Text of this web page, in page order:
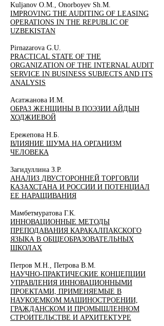
Kuljanov O.M., Onorboyev Sh.M.
IMPROVING THE AUDITING OF LEASING
OPERATIONS IN THE REPUBLIC OF
UZBEKISTAN
Pirnazarova G.U.
PRACTICAL STATE OF THE
ORGANIZATION OF THE INTERNAL AUDIT
SERVICE IN BUSINESS SUBJECTS AND ITS
ANALYSIS
Асатжанова И.М.
ОБРАЗ ЖЕНЩИНЫ В ПОЭЗИИ АЙДЫН
ХОДЖИЕВОЙ
Ережепова Н.Б.
ВЛИЯНИЕ ШУМА НА ОРГАНИЗМ
ЧЕЛОВЕКА
Загидуллина З.Р.
АНАЛИЗ ДВУСТОРОННЕЙ ТОРГОВЛИ
КАЗАХСТАНА И РОССИИ И ПОТЕНЦИАЛ
ЕЕ НАРАЩИВАНИЯ
Мамбетмуратова Г.К.
ИННОВАЦИОННЫЕ МЕТОДЫ
ПРЕПОДАВАНИЯ КАРАКАЛПАКСКОГО
ЯЗЫКА В ОБЩЕОБРАЗОВАТЕЛЬНЫХ
ШКОЛАХ
Петров М.Н., Петрова В.М.
НАУЧНО-ПРАКТИЧЕСКИЕ КОНЦЕПЦИИ
УПРАВЛЕНИЯ ИННОВАЦИОННЫМИ
ПРОЕКТАМИ, ПРИМЕНЯЕМЫЕ В
НАУКОЕМКОМ МАШИНОСТРОЕНИИ,
ГРАЖДАНСКОМ И ПРОМЫШЛЕННОМ
СТРОИТЕЛЬСТВЕ И АРХИТЕКТУРЕ